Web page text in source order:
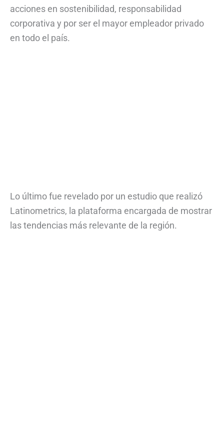
acciones en sostenibilidad, responsabilidad
corporativa y por ser el mayor empleador privado
en todo el país.
Lo último fue revelado por un estudio que realizó
Latinometrics, la plataforma encargada de mostrar
las tendencias más relevante de la región.